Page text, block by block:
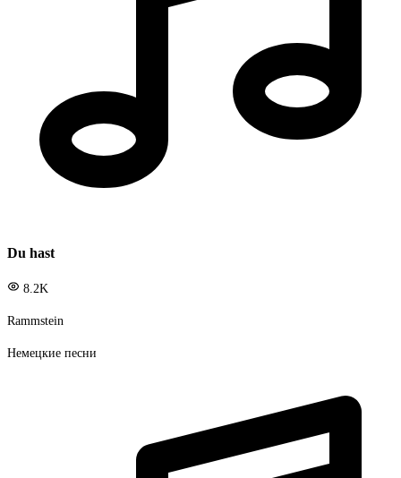
Du hast
8.2K
Rammstein
Немецкие песни